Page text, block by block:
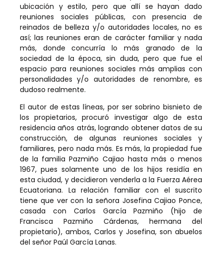
ubicación y estilo, pero que allí se hayan dado
reuniones sociales públicas, con presencia de
reinados de belleza y/o autoridades locales, no es
así; las reuniones eran de carácter familiar y nada
más, donde concurría lo más granado de la
sociedad de la época, sin duda, pero que fue el
espacio para reuniones sociales más amplias con
personalidades y/o autoridades de renombre, es
dudoso realmente.
El autor de estas líneas, por ser sobrino bisnieto de
los propietarios, procuró investigar algo de esta
residencia años atrás, logrando obtener datos de su
construcción, de algunas reuniones sociales y
familiares, pero nada más. Es más, la propiedad fue
de la familia Pazmiño Cajiao hasta más o menos
1967, pues solamente uno de los hijos residía en
esta ciudad, y decidieron venderla a la Fuerza Aérea
Ecuatoriana. La relación familiar con el suscrito
tiene que ver con la señora Josefina Cajiao Ponce,
casada con Carlos García Pazmiño (hijo de
Francisca Pazmiño Cárdenas, hermana del
propietario), ambos, Carlos y Josefina, son abuelos
del señor Paúl García Lanas.